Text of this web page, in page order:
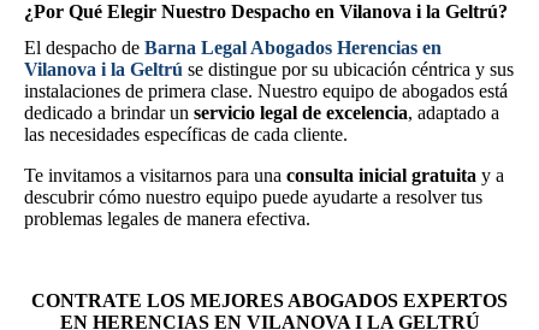
¿Por Qué Elegir Nuestro Despacho en Vilanova i la Geltrú?
El despacho de Barna Legal Abogados Herencias en
Vilanova i la Geltrú se distingue por su ubicación céntrica y sus
instalaciones de primera clase. Nuestro equipo de abogados está
dedicado a brindar un servicio legal de excelencia, adaptado a
las necesidades específicas de cada cliente.
Te invitamos a visitarnos para una consulta inicial gratuita y a
descubrir cómo nuestro equipo puede ayudarte a resolver tus
problemas legales de manera efectiva.
CONTRATE LOS MEJORES ABOGADOS EXPERTOS
EN HERENCIAS EN VILANOVA I LA GELTRÚ